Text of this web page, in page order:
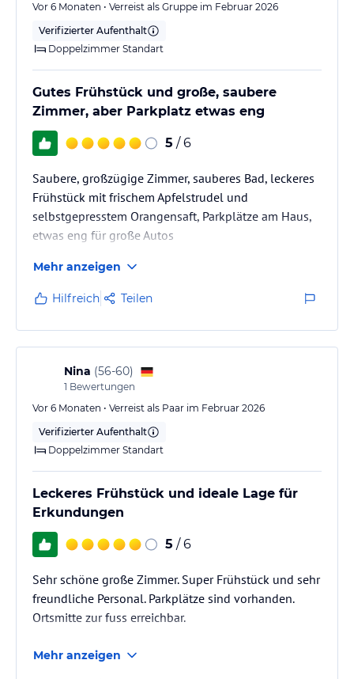
Vor 6 Monaten • Verreist als Gruppe im Februar 2026
Verifizierter Aufenthalt
Doppelzimmer Standart
Gutes Frühstück und große, saubere
Zimmer, aber Parkplatz etwas eng
5 / 6
Saubere, großzügige Zimmer, sauberes Bad, leckeres
Frühstück mit frischem Apfelstrudel und
selbstgepresstem Orangensaft, Parkplätze am Haus,
etwas eng für große Autos
Mehr anzeigen
Hilfreich Teilen
Nina (56-60)
1 Bewertungen
Vor 6 Monaten • Verreist als Paar im Februar 2026
Verifizierter Aufenthalt
Doppelzimmer Standart
Leckeres Frühstück und ideale Lage für
Erkundungen
5 / 6
Sehr schöne große Zimmer. Super Frühstück und sehr
freundliche Personal. Parkplätze sind vorhanden.
Ortsmitte zur fuss erreichbar.
Mehr anzeigen